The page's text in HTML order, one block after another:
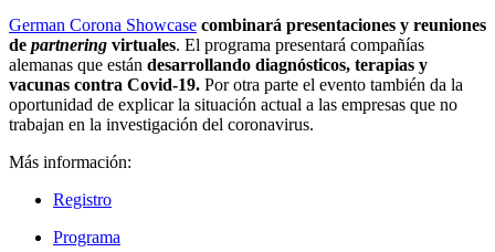
German Corona Showcase combinará presentaciones y reuniones
de partnering virtuales. El programa presentará compañías
alemanas que están desarrollando diagnósticos, terapias y
vacunas contra Covid-19. Por otra parte el evento también da la
oportunidad de explicar la situación actual a las empresas que no
trabajan en la investigación del coronavirus.
Más información:
Registro
Programa